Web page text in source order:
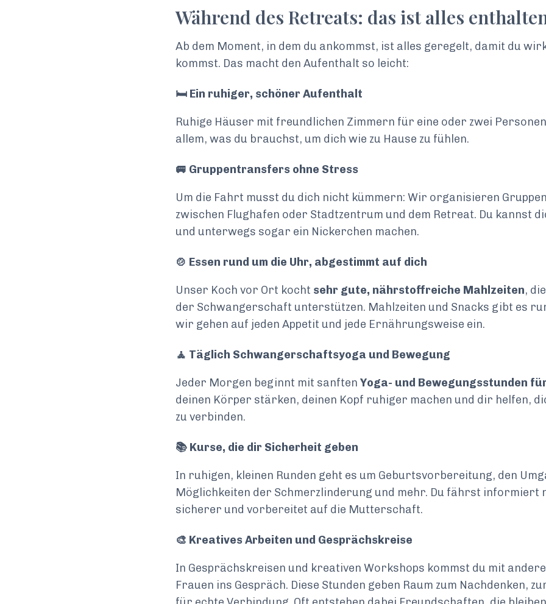
Während des Retreats: das ist alles
Ab dem Moment, in dem du ankommst, ist alles geregelt, damit du
kommst. Das macht den Aufenthalt so leicht:
🛏️ Ein ruhiger, schöner Aufenthalt
Ruhige Häuser mit freundlichen Zimmern für eine oder zwei
allem, was du brauchst, um dich wie zu Hause zu fühlen.
🚐 Gruppentransfers ohne Stress
Um die Fahrt musst du dich nicht kümmern: Wir organisieren
zwischen Flughafen oder Stadtzentrum und dem Retreat. Du kannst
und unterwegs sogar ein Nickerchen machen.
🍲 Essen rund um die Uhr, abgestimmt auf dich
Unser Koch vor Ort kocht sehr gute, nährstoffreiche Mahlzeiten,
der Schwangerschaft unterstützen. Mahlzeiten und Snacks gibt es
wir gehen auf jeden Appetit und jede Ernährungsweise ein.
🧘 Täglich Schwangerschaftsyoga und Bewegung
Jeder Morgen beginnt mit sanften Yoga- und Bewegungsstunden
deinen Körper stärken, deinen Kopf ruhiger machen und dir helfen,
zu verbinden.
📚 Kurse, die dir Sicherheit geben
In ruhigen, kleinen Runden geht es um Geburtsvorbereitung, den
Möglichkeiten der Schmerzlinderung und mehr. Du fährst informiert
sicherer und vorbereitet auf die Mutterschaft.
🎨 Kreatives Arbeiten und Gesprächskreise
In Gesprächskreisen und kreativen Workshops kommst du mit
Frauen ins Gespräch. Diese Stunden geben Raum zum Nachdenken,